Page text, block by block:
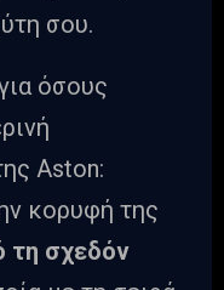
σου.
όσους
Aston:
κορυφή της
τη σχεδόν